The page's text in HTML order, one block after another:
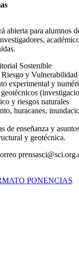
abierta para alumnos
Sostenible
y Vulnerabilidad
experimental y
y riesgos naturales
huracanes,
de enseñanza y
y geotécnica.
PONENCIAS